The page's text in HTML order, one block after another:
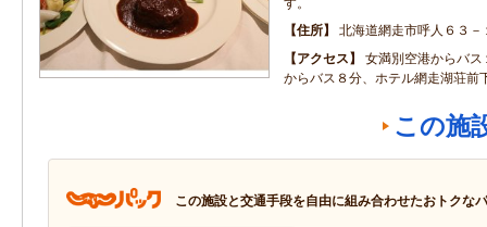
住所
北海道網走市呼人６３－
アクセス
女満別空港からバ
からバス８分、ホテル網走湖荘前
この施
この施設と交通手段を自由に組み合わせたおトクな